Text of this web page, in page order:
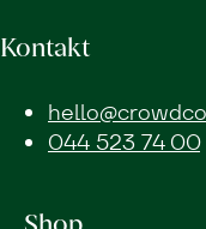
Kontakt
044 523 74 00
Shop